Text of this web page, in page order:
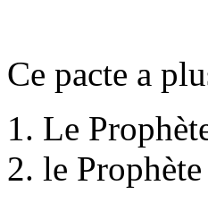
Ce pacte a
Le
le